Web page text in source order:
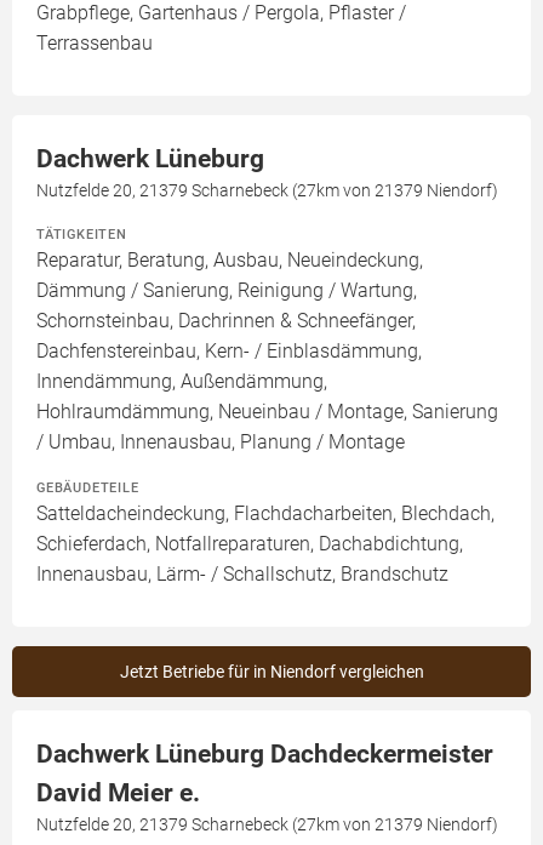
Grabpflege, Gartenhaus / Pergola, Pflaster /
Terrassenbau
Dachwerk Lüneburg
Nutzfelde 20, 21379 Scharnebeck (27km von 21379 Niendorf)
TÄTIGKEITEN
Reparatur, Beratung, Ausbau, Neueindeckung,
Dämmung / Sanierung, Reinigung / Wartung,
Schornsteinbau, Dachrinnen & Schneefänger,
Dachfenstereinbau, Kern- / Einblasdämmung,
Innendämmung, Außendämmung,
Hohlraumdämmung, Neueinbau / Montage, Sanierung
/ Umbau, Innenausbau, Planung / Montage
GEBÄUDETEILE
Satteldacheindeckung, Flachdacharbeiten, Blechdach,
Schieferdach, Notfallreparaturen, Dachabdichtung,
Innenausbau, Lärm- / Schallschutz, Brandschutz
Jetzt Betriebe für in Niendorf vergleichen
Dachwerk Lüneburg Dachdeckermeister
David Meier e.
Nutzfelde 20, 21379 Scharnebeck (27km von 21379 Niendorf)